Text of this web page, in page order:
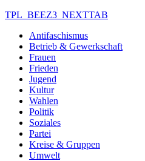
TPL_BEEZ3_NEXTTAB
Antifaschismus
Betrieb & Gewerkschaft
Frauen
Frieden
Jugend
Kultur
Wahlen
Politik
Soziales
Partei
Kreise & Gruppen
Umwelt